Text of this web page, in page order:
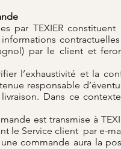
par TEXIER
par le client et
l’exhaustivité et la
responsable
livraison. Dans ce
est transmise à
le Service client par e-
commande aura la